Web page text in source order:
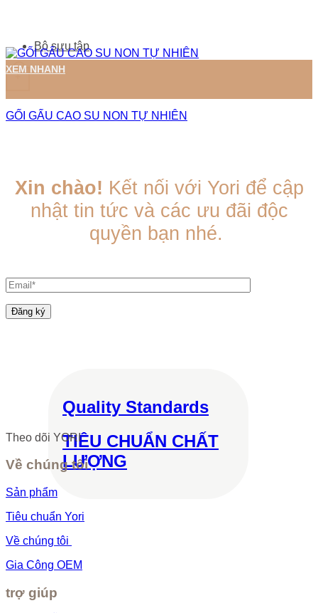
Bộ sưu tập
Quality Standards
TIÊU CHUẨN CHẤT
LƯỢNG
+
XEM NHANH
GỐI GẤU CAO SU NON TỰ NHIÊN
Xin chào! Kết nối với Yori để cập
nhật tin tức và các ưu đãi độc
quyền bạn nhé.
Theo dõi YORI
Về chúng tôi
Sản phẩm
Tiêu chuẩn Yori
Về chúng tôi
Gia Công OEM
trợ giúp